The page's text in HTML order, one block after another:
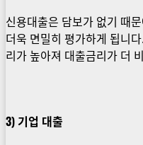
신용대출은 담보가 없기 때
더욱 면밀히 평가하게 됩니
리가 높아져 대출금리가 더
3)기업 대출